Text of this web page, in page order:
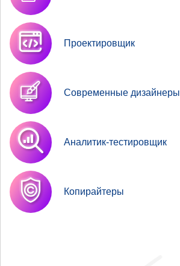
Проектировщик
Современные дизайнеры
Аналитик-тестировщик
Копирайтеры